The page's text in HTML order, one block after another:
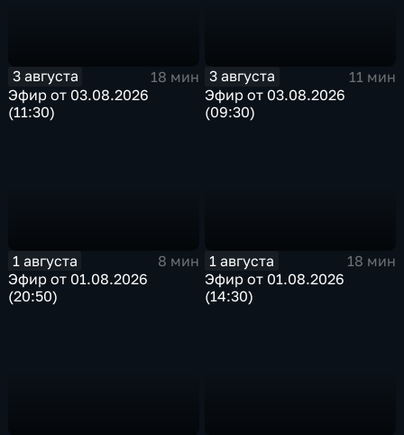
3 августа
18 мин
Эфир от 03.08.2026
(11:30)
3 августа
11 мин
Эфир от 03.08.2026
(09:30)
1 августа
8 мин
Эфир от 01.08.2026
(20:50)
1 августа
18 мин
Эфир от 01.08.2026
(14:30)